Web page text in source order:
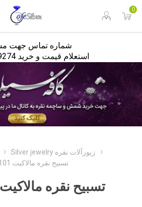
0
استعلام قیمت و خرید 09120149274
Silver jewelry زیورآلات نقره
تسبیح نقره مالاکیت 101 دانه
تسبیح نقره مالاکیت 101 دانه